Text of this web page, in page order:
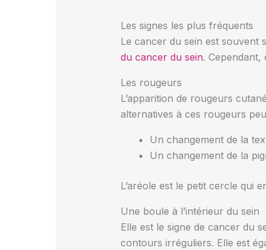
Les signes les plus fréquents
Le cancer du sein est souvent
du cancer du sein. Cependant,
Les rougeurs
L’apparition de rougeurs
alternatives à ces rougeurs
Un changement de la
Un changement de la
L’aréole est le petit cercle qui
Une boule à l’intérieur du sein
Elle est le signe de cancer du
contours irréguliers. Elle est